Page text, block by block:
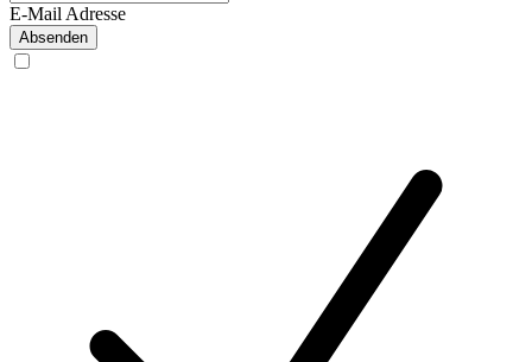
E-Mail Adresse
Absenden